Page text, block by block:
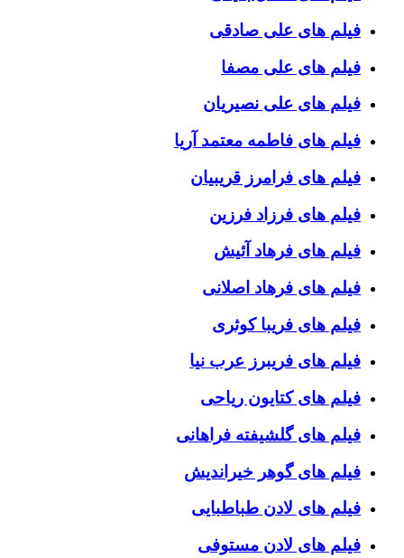
فیلم های علی صادقی
فیلم های علی مصفا
فیلم های علی نصیریان
فیلم های فاطمه معتمد آریا
فیلم های فرامرز قریبیان
فیلم های فرزاد فرزین
فیلم های فرهاد آئیش
فیلم های فرهاد اصلانی
فیلم های فریبا کوثری
فیلم های فریبرز عرب نیا
فیلم های کتایون ریاحی
فیلم های گلشیفته فراهانی
فیلم های گوهر خیراندیش
فیلم های لادن طباطبایی
فیلم های لادن مستوفی